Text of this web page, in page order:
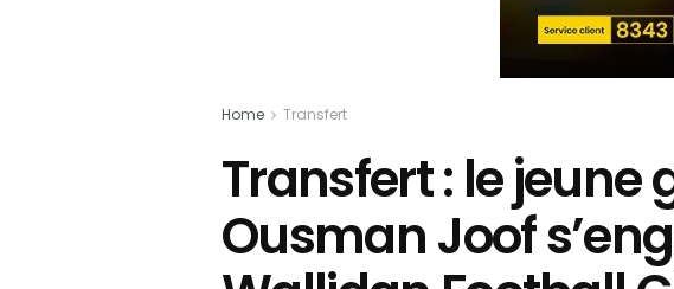
Home Transfert
Transfert : le jeune
Ousman Joof